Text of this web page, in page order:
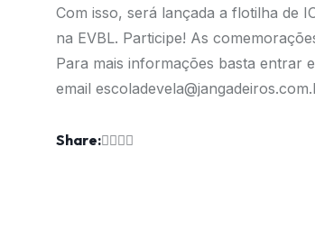
Com isso, será lançada a flotilha de
na EVBL. Participe! As
Para mais informações basta entrar
email
Share: